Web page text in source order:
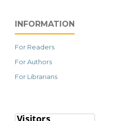
INFORMATION
For Readers
For Authors
For Librarians